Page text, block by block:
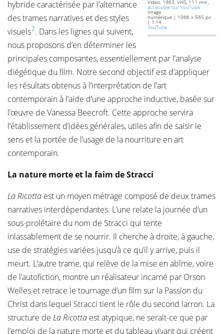
Video, 1963, VHS, 111 min.,
accessible sur YouTube
Image
numérique | 1066 x 565 px
| 1:14
YouTube
hybride caractérisée par l’alternance
des trames narratives et des styles
visuels7. Dans les lignes qui suivent,
nous proposons d’en déterminer les
principales composantes, essentiellement par l’analyse
diégétique du film. Notre second objectif est d’appliquer
les résultats obtenus à l’interprétation de l’art
contemporain à l’aide d’une approche inductive, basée sur
l’œuvre de Vanessa Beecroft. Cette approche servira
l’établissement d’idées générales, utiles afin de saisir le
sens et la portée de l’usage de la nourriture en art
contemporain.
La nature morte et la faim de Stracci
La Ricotta est un moyen métrage composé de deux trames
narratives interdépendantes. L’une relate la journée d’un
sous-prolétaire du nom de Stracci qui tente
inlassablement de se nourrir. Il cherche à droite, à gauche,
use de stratégies variées jusqu’à ce qu’il y arrive, puis il
meurt. L’autre trame, qui relève de la mise en abîme, voire
de l’autofiction, montre un réalisateur incarné par Orson
Welles et retrace le tournage d’un film sur la Passion du
Christ dans lequel Stracci tient le rôle du second larron. La
structure de La Ricotta est atypique, ne serait-ce que par
l’emploi de la nature morte et du tableau vivant qui créent